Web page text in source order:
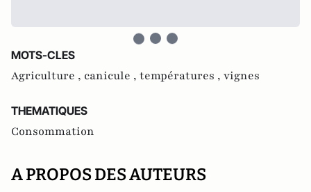
MOTS-CLES
Agriculture , canicule , températures , vignes
THEMATIQUES
Consommation
A PROPOS DES AUTEURS